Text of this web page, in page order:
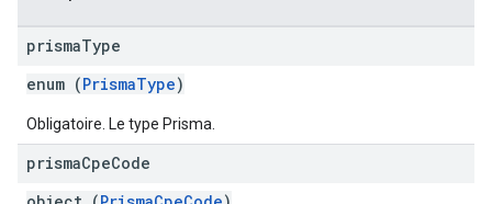
prismaType
enum (PrismaType)
Obligatoire. Le type Prisma.
prismaCpeCode